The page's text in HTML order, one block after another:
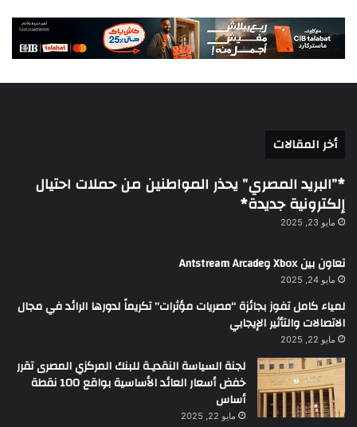
أخر المقالات
*”البريد المصري” يحذر المواطنين من حملات احتيال
إلكترونية جديدة*
مايو 23, 2025
تعاون بين Xbox وAntstream Arcade
مايو 24, 2025
لمياء كامل تفوز بجائزة “مصريات مؤثرات” تكريماً لدورها الرائد في مجال
الاتصالات والتأثير الإيجابي
مايو 22, 2025
لجنة السياسة النقديـة للبنك المركزي المصرى تقرر
خفض أسعار العائد الأساسية بواقع 100 نقطة
أساس
مايو 22, 2025